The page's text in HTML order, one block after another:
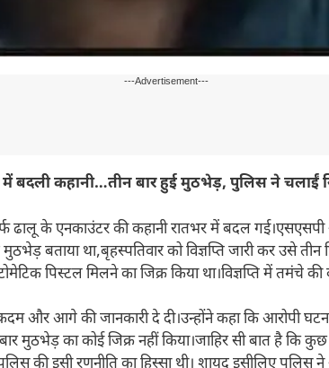
---Advertisement---
में बदली कहानी…तीन बार हुई मुठभेड़, पुलिस ने चलाईं
ढालू के एनकाउंटर की कहानी रातभर में बदल
बताया था,बृहस्पतिवार को विज्ञप्ति जारी कर उसे तीन
पिस्टल मिलने का जिक्र किया था।विज्ञप्ति में तमंचे की
और आगे की जानकारी दे दी।उन्होंने कहा कि आरोपी
मुठभेड़ का कोई जिक्र नहीं किया।जाहिर सी बात है कि कुछ